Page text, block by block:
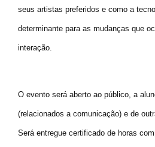
seus artistas preferidos e como a
determinante para as mudanças que
interação.
O evento será aberto ao público, a
(relacionados a comunicação) e de
Será entregue certificado de horas